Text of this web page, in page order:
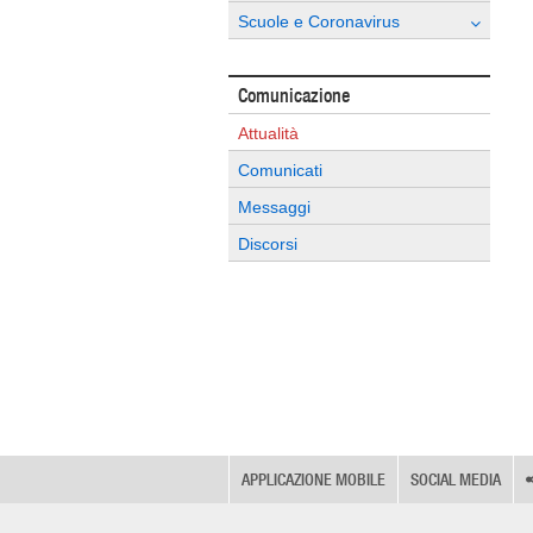
Scuole e Coronavirus
Comunicazione
Attualità
Comunicati
Messaggi
Discorsi
APPLICAZIONE MOBILE SOCIAL MEDIA